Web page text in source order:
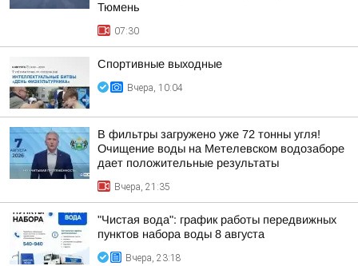
Тюмень
07:30
Спортивные выходные
Вчера, 10:04
В фильтры загружено уже 72 тонны угля!
Очищение воды на Метелевском водозаборе
дает положительные результаты
Вчера, 21:35
"Чистая вода": график работы передвижных
пунктов набора воды 8 августа
Вчера, 23:18